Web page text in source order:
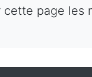
page les